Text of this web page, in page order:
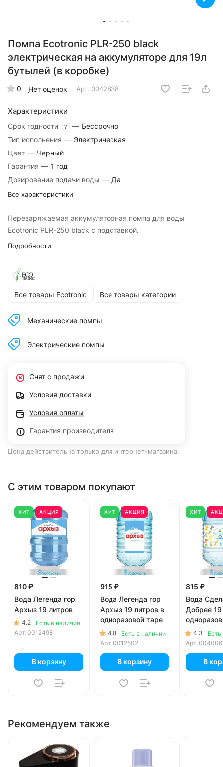
Помпа Ecotronic PLR-250 black
электрическая на аккумуляторе для 19л
бутылей (в коробке)
0 Нет оценок Арт. 0042838
Характеристики
Срок годности ? — Бессрочно
Тип исполнения — Электрическая
Цвет — Черный
Гарантия — 1 год
Дозирование подачи воды — Да
Все характеристики
Перезаряжаемая аккумуляторная помпа для воды
Ecotronic PLR-250 black с подставкой.
Подробности
Все товары Ecotronic Все товары категории
Механические помпы
Электрические помпы
Снят с продажи
Условия доставки
Условия оплаты
Гарантия производителя
Цена действительна только для интернет-магазина.
С этим товаром покупают
ХИТ АКЦИЯ
810 ₽
Вода Легенда гор
Архыз 19 литров
4.2
Есть в наличии
Арт. 0012498
В корзину
ХИТ АКЦИЯ
915 ₽
Вода Легенда гор
Архыз 19 литров в
одноразовой таре
4.8
Есть в наличии
Арт. 0012502
В корзину
ХИТ
815 ₽
Вода
Добрее 19
4.3
Есть
Арт.
В
Рекомендуем также